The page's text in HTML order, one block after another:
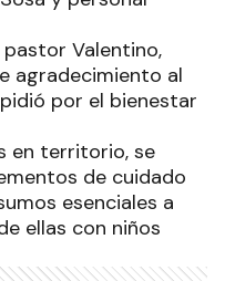
Valentino,
agradecimiento al
por el bienestar
en territorio, se
de cuidado
esenciales a
ellas con niños